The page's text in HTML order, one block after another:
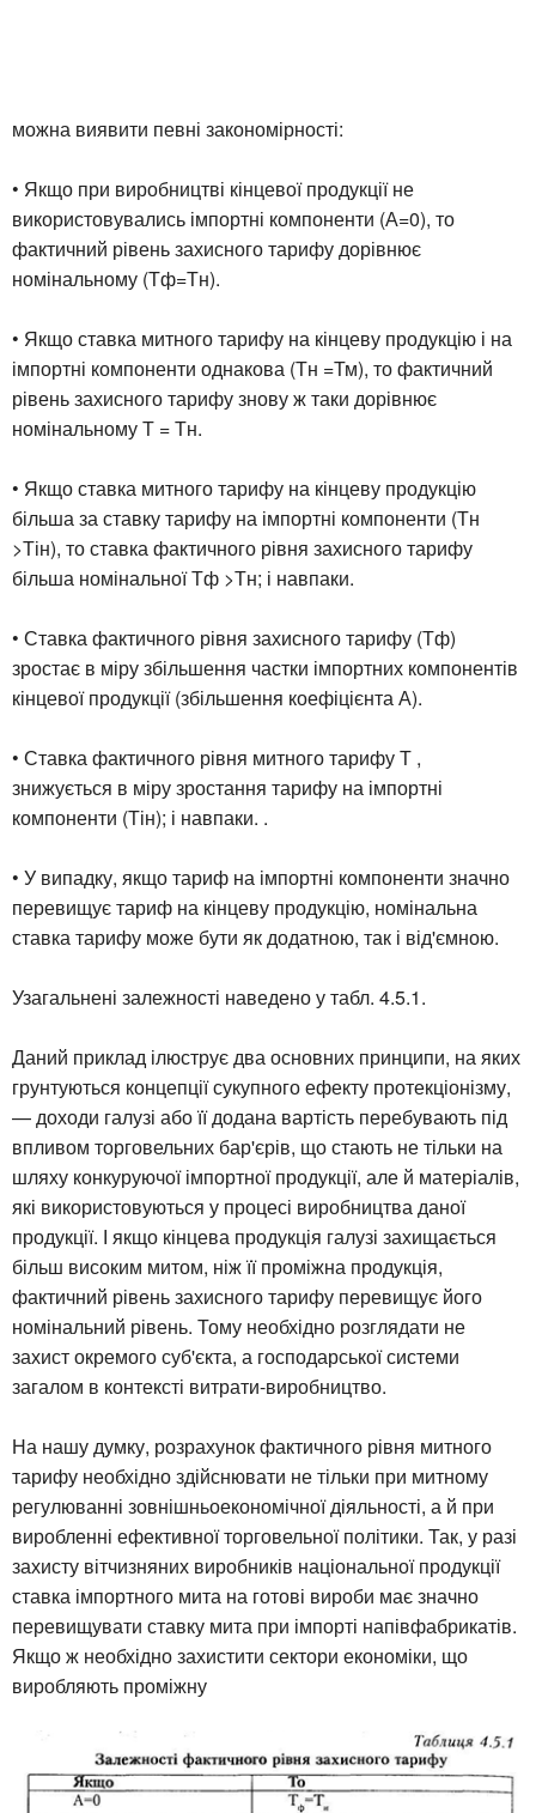
можна виявити певні закономірності:
• Якщо при виробництві кінцевої продукції не
використовувались імпортні компоненти (А=0), то
фактичний рівень захисного тарифу дорівнює
номінальному (Тф=Тн).
• Якщо ставка митного тарифу на кінцеву продукцію і на
імпортні компоненти однакова (Тн =Тм), то фактичний
рівень захисного тарифу знову ж таки дорівнює
номінальному Т = Тн.
• Якщо ставка митного тарифу на кінцеву продукцію
більша за ставку тарифу на імпортні компоненти (Тн
>Тін), то ставка фактичного рівня захисного тарифу
більша номінальної Тф >Тн; і навпаки.
• Ставка фактичного рівня захисного тарифу (Тф)
зростає в міру збільшення частки імпортних компонентів
кінцевої продукції (збільшення коефіцієнта А).
• Ставка фактичного рівня митного тарифу Т ,
знижується в міру зростання тарифу на імпортні
компоненти (Тін); і навпаки. .
• У випадку, якщо тариф на імпортні компоненти значно
перевищує тариф на кінцеву продукцію, номінальна
ставка тарифу може бути як додатною, так і від'ємною.
Узагальнені залежності наведено у табл. 4.5.1.
Даний приклад ілюструє два основних принципи, на яких
грунтуються концепції сукупного ефекту протекціонізму,
— доходи галузі або її додана вартість перебувають під
впливом торговельних бар'єрів, що стають не тільки на
шляху конкуруючої імпортної продукції, але й матеріалів,
які використовуються у процесі виробництва даної
продукції. І якщо кінцева продукція галузі захищається
більш високим митом, ніж її проміжна продукція,
фактичний рівень захисного тарифу перевищує його
номінальний рівень. Тому необхідно розглядати не
захист окремого суб'єкта, а господарської системи
загалом в контексті витрати-виробництво.
На нашу думку, розрахунок фактичного рівня митного
тарифу необхідно здійснювати не тільки при митному
регулюванні зовнішньоекономічної діяльності, а й при
виробленні ефективної торговельної політики. Так, у разі
захисту вітчизняних виробників національної продукції
ставка імпортного мита на готові вироби має значно
перевищувати ставку мита при імпорті напівфабрикатів.
Якщо ж необхідно захистити сектори економіки, що
виробляють проміжну